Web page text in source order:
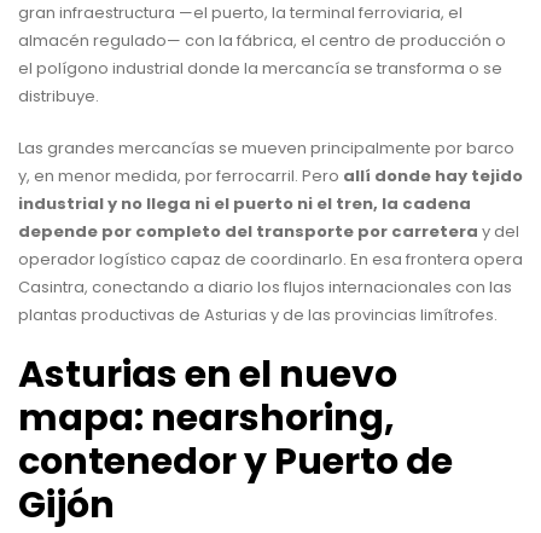
gran infraestructura —el puerto, la terminal ferroviaria, el
almacén regulado— con la fábrica, el centro de producción o
el polígono industrial donde la mercancía se transforma o se
distribuye.
Las grandes mercancías se mueven principalmente por barco
y, en menor medida, por ferrocarril. Pero allí donde hay tejido
industrial y no llega ni el puerto ni el tren, la cadena
depende por completo del transporte por carretera y del
operador logístico capaz de coordinarlo. En esa frontera opera
Casintra, conectando a diario los flujos internacionales con las
plantas productivas de Asturias y de las provincias limítrofes.
Asturias en el nuevo
mapa: nearshoring,
contenedor y Puerto de
Gijón